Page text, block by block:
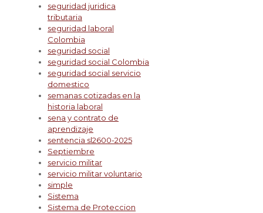
seguridad juridica
tributaria
seguridad laboral
Colombia
seguridad social
seguridad social Colombia
seguridad social servicio
domestico
semanas cotizadas en la
historia laboral
sena y contrato de
aprendizaje
sentencia sl2600-2025
Septiembre
servicio militar
servicio militar voluntario
simple
Sistema
Sistema de Proteccion